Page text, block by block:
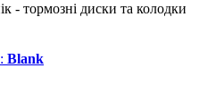
- тормозні диски та колодки
Blank